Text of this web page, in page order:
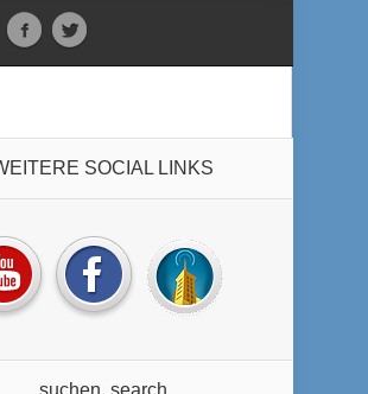
SOCIAL LINKS
suchen, search